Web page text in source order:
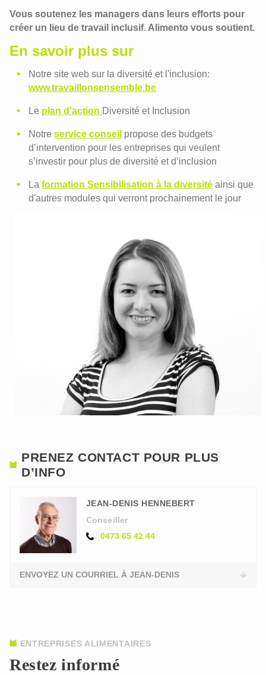
Vous soutenez les managers dans leurs efforts pour
créer un lieu de travail inclusif. Alimento vous soutient.
En savoir plus sur
Notre site web sur la diversité et l'inclusion:
www.travaillonsensemble.be
Le plan d'action Diversité et Inclusion
Notre service conseil propose des budgets
d’intervention pour les entreprises qui veulent
s’investir pour plus de diversité et d’inclusion
La formation Sensibilisation à la diversité ainsi que
d'autres modules qui verront prochainement le jour
PRENEZ CONTACT POUR PLUS
D’INFO
JEAN-DENIS HENNEBERT
Conseiller
0473 65 42 44
ENVOYEZ UN COURRIEL À JEAN-DENIS
Restez informé
ENTREPRISES ALIMENTAIRES